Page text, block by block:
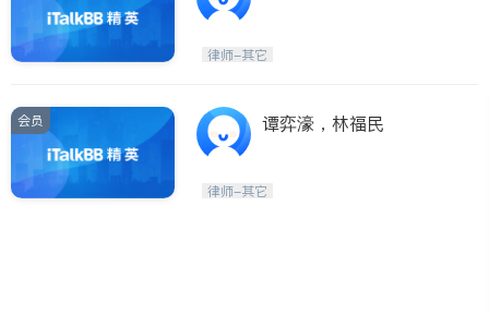
律师-其它
会员 谭弈濠，林福民
律师-其它